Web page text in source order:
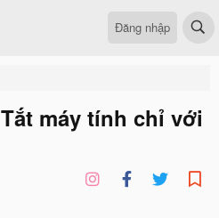
Đăng nhập
máy tính chỉ với